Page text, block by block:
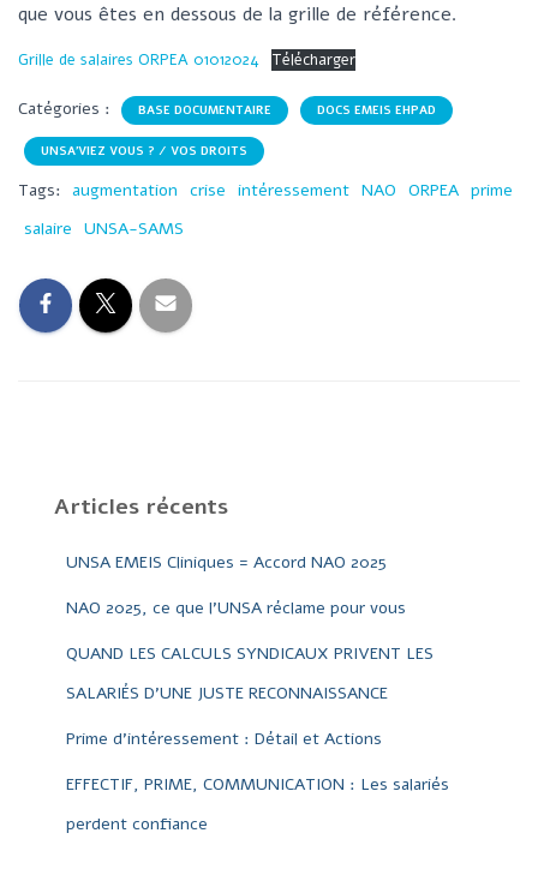
que vous êtes en dessous de la grille de référence.
Grille de salaires ORPEA 01012024 Télécharger
Catégories : BASE DOCUMENTAIRE DOCS EMEIS EHPAD
UNSA'VIEZ VOUS ? / VOS DROITS
Tags: augmentation crise intéressement NAO ORPEA prime
salaire UNSA-SAMS
Articles récents
UNSA EMEIS Cliniques = Accord NAO 2025
NAO 2025, ce que l’UNSA réclame pour vous
QUAND LES CALCULS SYNDICAUX PRIVENT LES
SALARIÉS D’UNE JUSTE RECONNAISSANCE
Prime d’intéressement : Détail et Actions
EFFECTIF, PRIME, COMMUNICATION : Les salariés
perdent confiance